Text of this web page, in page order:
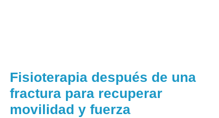
Fisioterapia después de una
fractura para recuperar
movilidad y fuerza